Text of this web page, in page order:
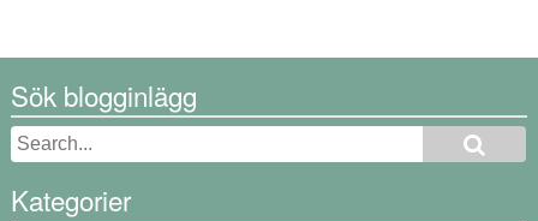
Sök blogginlägg
Kategorier